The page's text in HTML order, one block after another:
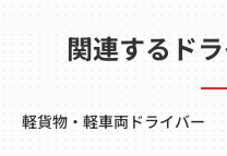
関連するド
軽貨物・軽車両ドライバー